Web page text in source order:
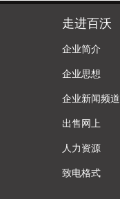
走进百沃
企业简介
企业思想
企业新闻频道
出售网上
人力资源
致电格式